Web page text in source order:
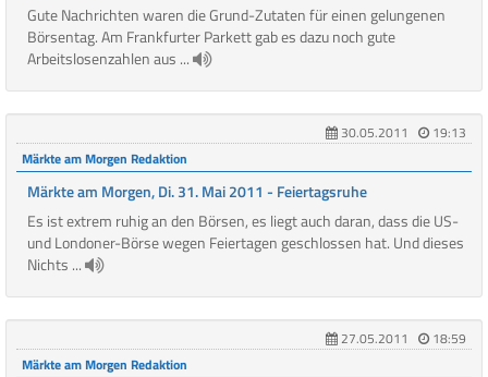
Gute Nachrichten waren die Grund-Zutaten für einen gelungenen
Börsentag. Am Frankfurter Parkett gab es dazu noch gute
Arbeitslosenzahlen aus ...
30.05.2011
19:13
Märkte am Morgen Redaktion
Märkte am Morgen, Di. 31. Mai 2011 - Feiertagsruhe
Es ist extrem ruhig an den Börsen, es liegt auch daran, dass die US-
und Londoner-Börse wegen Feiertagen geschlossen hat. Und dieses
Nichts ...
27.05.2011
18:59
Märkte am Morgen Redaktion